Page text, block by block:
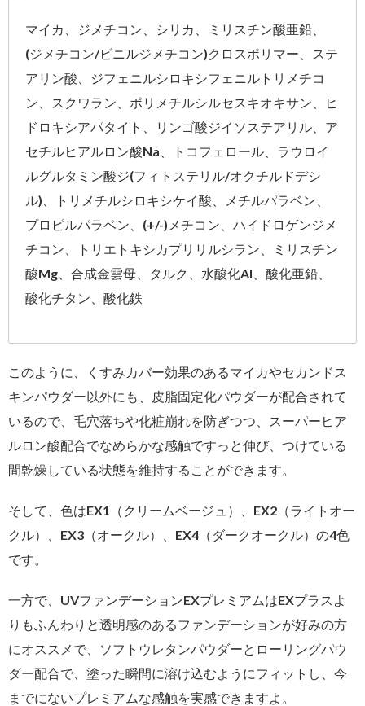
マイカ、ジメチコン、シリカ、ミリスチン酸亜鉛、
(ジメチコン/ビニルジメチコン)クロスポリマー、ステ
アリン酸、ジフェニルシロキシフェニルトリメチコ
ン、スクワラン、ポリメチルシルセスキオキサン、ヒ
ドロキシアパタイト、リンゴ酸ジイソステアリル、ア
セチルヒアルロン酸Na、トコフェロール、ラウロイ
ルグルタミン酸ジ(フィトステリル/オクチルドデシ
ル)、トリメチルシロキシケイ酸、メチルパラベン、
プロピルパラベン、(+/-)メチコン、ハイドロゲンジメ
チコン、トリエトキシカプリリルシラン、ミリスチン
酸Mg、合成金雲母、タルク、水酸化Al、酸化亜鉛、
酸化チタン、酸化鉄
このように、くすみカバー効果のあるマイカやセカンドス
キンパウダー以外にも、皮脂固定化パウダーが配合されて
いるので、毛穴落ちや化粧崩れを防ぎつつ、スーパーヒア
ルロン酸配合でなめらかな感触ですっと伸び、つけている
間乾燥している状態を維持することができます。
そして、色はEX1（クリームベージュ）、EX2（ライトオー
クル）、EX3（オークル）、EX4（ダークオークル）の4色
です。
一方で、UVファンデーションEXプレミアムはEXプラスよ
りもふんわりと透明感のあるファンデーションが好みの方
にオススメで、ソフトウレタンパウダーとローリングパウ
ダー配合で、塗った瞬間に溶け込むようにフィットし、今
までにないプレミアムな感触を実感できますよ。